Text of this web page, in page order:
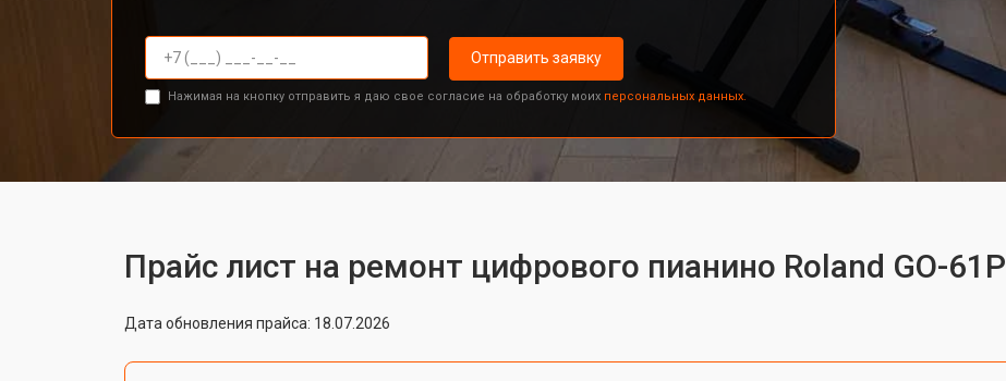
Отправить заявку
Нажимая на кнопку отправить я даю свое согласие на обработку моих персональных данных.
Прайс лист на ремонт цифрового пианино Roland GO-61P
Дата обновления прайса: 18.07.2026